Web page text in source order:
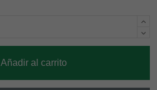
Añadir al carrito